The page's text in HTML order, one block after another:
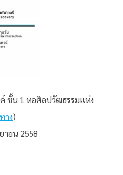
ชั้น 1 หอศิลปวัฒธรรมแห่ง
าง)
ายน 2558